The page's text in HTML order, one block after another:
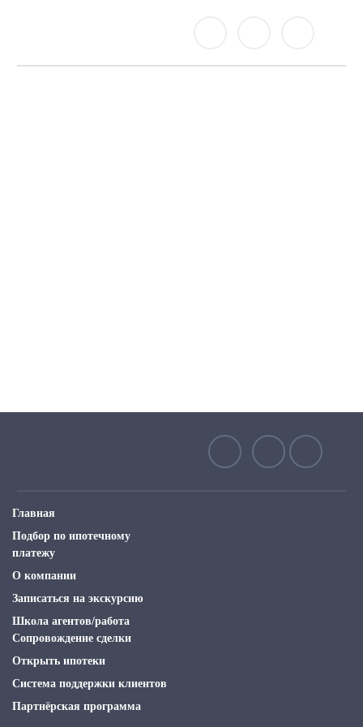
Главная
Подбор по ипотечному
платежу
О компании
Записаться на экскурсию
Школа агентов/работа
Сопровождение сделки
Открыть ипотеки
Система поддержки клиентов
Партнёрская программа